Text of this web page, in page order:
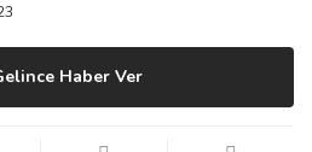
Haber Ver